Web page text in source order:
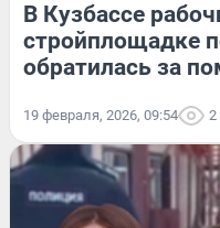
В Кузбассе
стройплощадке
обратилась за
19 февраля, 2026, 09:54 2